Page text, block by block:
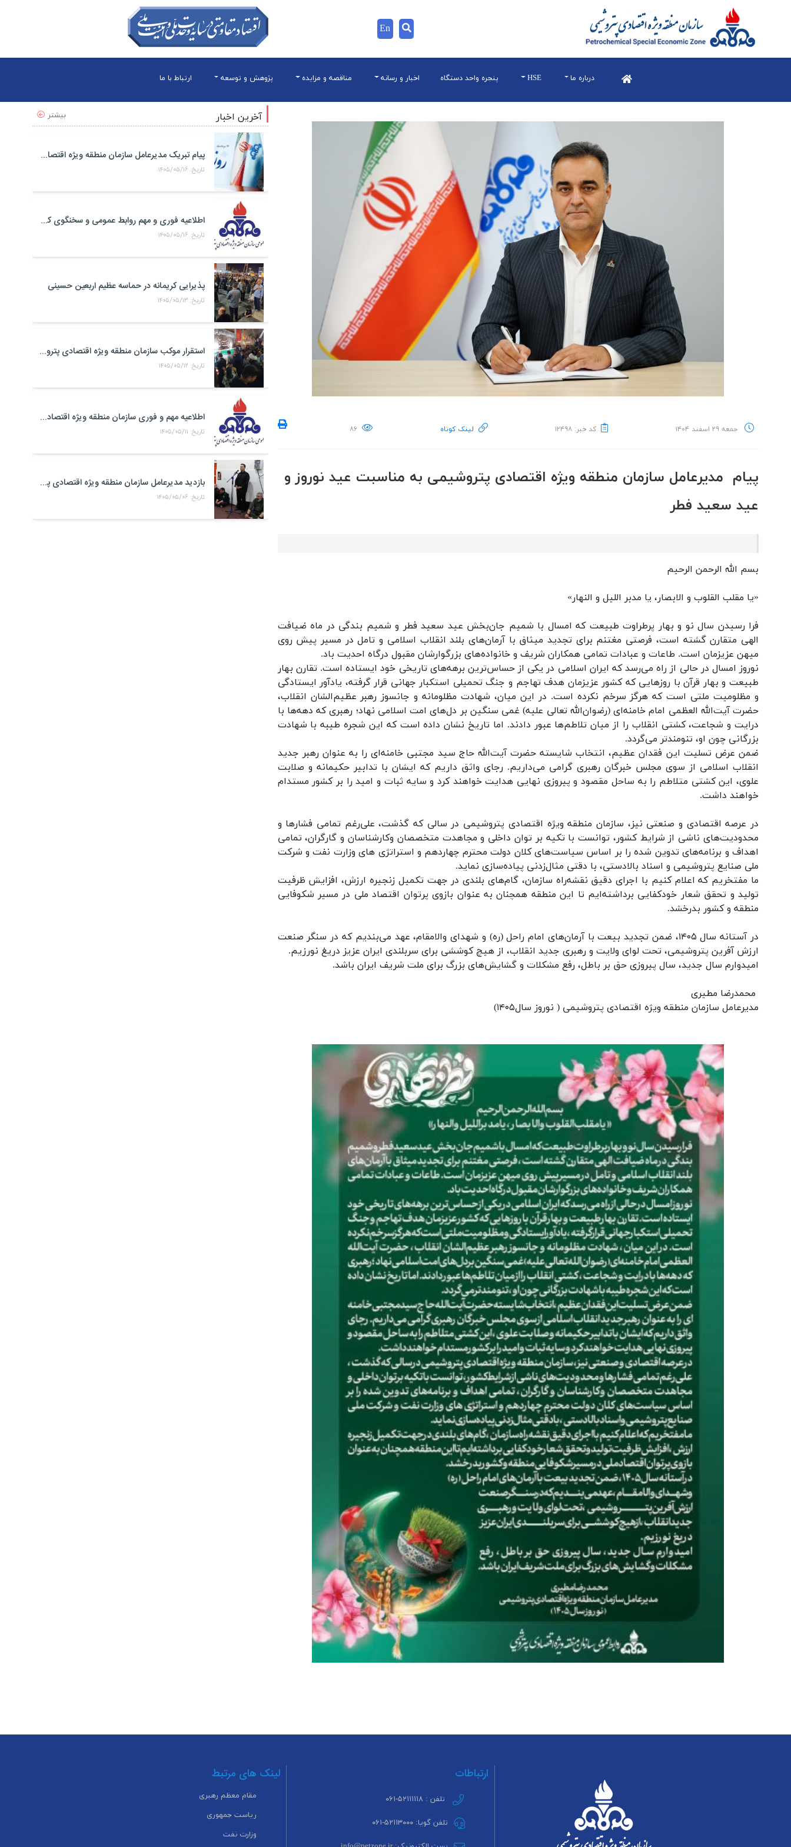
En
درباره ما HSE پنجره واحد دستگاه اخبار و رسانه مناقصه و مزایده پژوهش و توسعه ارتباط با ما
جمعه ۲۹ اسفند ۱۴۰۴ کد خبر: ۱۲۴۹۸ لینک کوتاه ۸۶
پیام مدیرعامل سازمان منطقه ویژه اقتصادی پتروشیمی به مناسبت عید نوروز و
عید سعید فطر
بسم الله الرحمن الرحیم
«یا مقلب القلوب و الابصار، یا مدبر اللیل و النهار»
فرا رسیدن سال نو و بهار پرطراوت طبیعت که امسال با شمیم جان‌بخش عید سعید فطر و شمیم بندگی در ماه ضیافت
الهی متقارن گشته است، فرصتی مغتنم برای تجدید میثاق با آرمان‌های بلند انقلاب اسلامی و تامل در مسیر پیش روی
میهن عزیزمان است. طاعات و عبادات تمامی همکاران شریف و خانواده‌های بزرگوارشان مقبول درگاه احدیت باد.
نوروز امسال در حالی از راه می‌رسد که ایران اسلامی در یکی از حساس‌ترین برهه‌های تاریخی خود ایستاده است. تقارن بهار
طبیعت و بهار قرآن با روزهایی که کشور عزیزمان هدف تهاجم و جنگ تحمیلی استکبار جهانی قرار گرفته، یادآور ایستادگی
و مظلومیت ملتی است که هرگز سرخم نکرده است. در این میان، شهادت مظلومانه و جانسوز رهبر عظیم‌الشان انقلاب،
حضرت آیت‌الله العظمی امام خامنه‌ای (رضوان‌الله تعالی علیه) غمی سنگین بر دل‌های امت اسلامی نهاد؛ رهبری که دهه‌ها با
درایت و شجاعت، کشتی انقلاب را از میان تلاطم‌ها عبور دادند. اما تاریخ نشان داده است که این شجره طیبه با شهادت
بزرگانی چون او، تنومندتر می‌گردد.
ضمن عرض تسلیت این فقدان عظیم، انتخاب شایسته حضرت آیت‌الله حاج سید مجتبی خامنه‌ای را به عنوان رهبر جدید
انقلاب اسلامی از سوی مجلس خبرگان رهبری گرامی می‌داریم. رجای واثق داریم که ایشان با تدابیر حکیمانه و صلابت
علوی، این کشتی متلاطم را به ساحل مقصود و پیروزی نهایی هدایت خواهند کرد و سایه ثبات و امید را بر کشور مستدام
خواهند داشت.
در عرصه اقتصادی و صنعتی نیز، سازمان منطقه ویژه اقتصادی پتروشیمی در سالی که گذشت، علی‌رغم تمامی فشارها و
محدودیت‌های ناشی از شرایط کشور، توانست با تکیه بر توان داخلی و مجاهدت متخصصان وکارشناسان و گارگران، تمامی
اهداف و برنامه‌های تدوین شده را بر اساس سیاست‌های کلان دولت محترم چهاردهم و استراتژی های وزارت نفت و شرکت
ملی صنایع پتروشیمی و اسناد بالادستی، با دقتی مثال‌زدنی پیاده‌سازی نماید.
ما مفتخریم که اعلام کنیم با اجرای دقیق نقشه‌راه سازمان، گام‌های بلندی در جهت تکمیل زنجیره ارزش، افزایش ظرفیت
تولید و تحقق شعار خودکفایی برداشته‌ایم تا این منطقه همچنان به عنوان بازوی پرتوان اقتصاد ملی در مسیر شکوفایی
منطقه و کشور بدرخشد.
در آستانه سال ۱۴۰۵، ضمن تجدید بیعت با آرمان‌های امام راحل (ره) و شهدای والامقام، عهد می‌بندیم که در سنگر صنعت
ارزش آفرین پتروشیمی، تحت لوای ولایت و رهبری جدید انقلاب، از هیچ کوششی برای سربلندی ایران عزیز دریغ نورزیم.
امیدوارم سال جدید، سال پیروزی حق بر باطل، رفع مشکلات و گشایش‌های بزرگ برای ملت شریف ایران باشد.
محمدرضا مطیری
مدیرعامل سازمان منطقه ویژه اقتصادی پتروشیمی ( نوروز سال۱۴۰۵)
بیشتر آخرین اخبار
پیام تبریک مدیرعامل سازمان منطقه ویژه اقتصادی پتروشیمی به مناسبت روز خبرنگار
تاریخ: ۱۴۰۵/۰۵/۱۶
اطلاعیه فوری و مهم روابط عمومی و سخنگوی کمیته مدیریت بحران منطقه ويژه اقتصادی پتروشيمی
تاریخ: ۱۴۰۵/۰۵/۱۶
پذیرایی کریمانه در حماسه عظیم اربعین حسینی
تاریخ: ۱۴۰۵/۰۵/۱۳
استقرار موکب سازمان منطقه ویژه اقتصادی پتروشیمی در محل تجمعات مردمی در میدان امام بندر ماهشهر
تاریخ: ۱۴۰۵/۰۵/۱۲
اطلاعیه مهم و فوری سازمان منطقه ویژه اقتصادی پتروشیمی
تاریخ: ۱۴۰۵/۰۵/۱۱
بازدید مدیرعامل سازمان منطقه ویژه اقتصادی پتروشیمی از موکب حضرت علی اکبر(ع) کارکنان منطقه ویژه اقتصادی پتروشیمی در مرز شلمچه
تاریخ: ۱۴۰۵/۰۵/۰۶
ارتباطات
تلفن : ۵۲۱۱۱۱۱۸-۰۶۱
تلفن گویا: ۵۲۱۱۳۰۰۰-۰۶۱
لینک های مرتبط
مقام معظم رهبری
ریاست جمهوری
وزارت نفت